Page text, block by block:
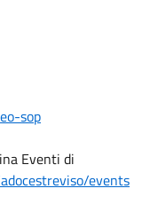
sop
Eventi di
events